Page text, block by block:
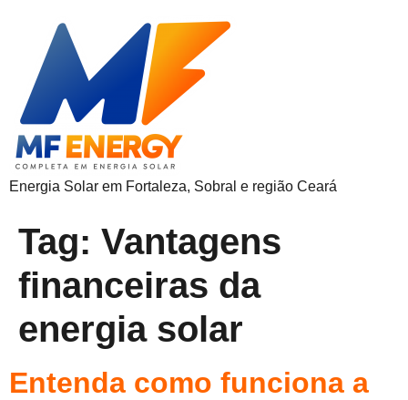
Energia Solar em Fortaleza, Sobral e região Ceará
Tag: Vantagens
financeiras da
energia solar
Entenda como funciona a